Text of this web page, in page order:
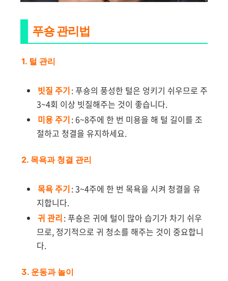
푸숑 관리법
1. 털 관리
빗질 주기: 푸숑의 풍성한 털은 엉키기 쉬우므로 주
3~4회 이상 빗질해주는 것이 좋습니다.
미용 주기: 6~8주에 한 번 미용을 해 털 길이를 조
절하고 청결을 유지하세요.
2. 목욕과 청결 관리
목욕 주기: 3~4주에 한 번 목욕을 시켜 청결을 유
지합니다.
귀 관리: 푸숑은 귀에 털이 많아 습기가 차기 쉬우
므로, 정기적으로 귀 청소를 해주는 것이 중요합니
다.
3. 운동과 놀이